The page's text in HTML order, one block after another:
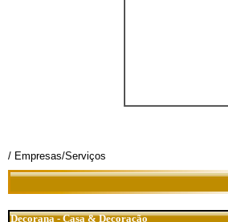
/ Empresas/Serviços
Decorana - Casa & Decoração